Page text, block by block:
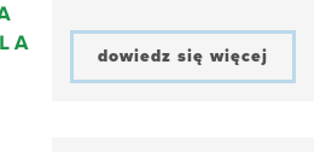
dowiedz się więcej